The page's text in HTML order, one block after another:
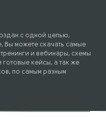
с одной целью,
Вы можете скачать самые
и вебинары, схемы
готовые кейсы, а так же
по самым разным